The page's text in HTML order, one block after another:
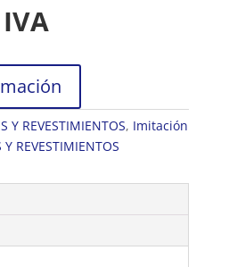
Y REVESTIMIENTOS, Imitación
REVESTIMIENTOS